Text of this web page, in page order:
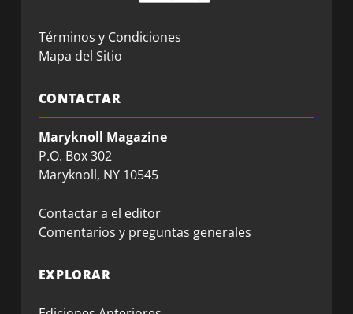
Términos y Condiciones
Mapa del Sitio
CONTACTAR
Maryknoll Magazine
P.O. Box 302
Maryknoll, NY 10545
Contactar a el editor
Comentarios y preguntas generales
EXPLORAR